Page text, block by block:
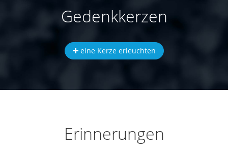
Gedenkkerzen
eine Kerze erleuchten
Erinnerungen